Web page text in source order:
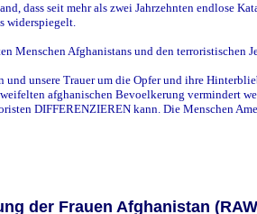
dass seit mehr als zwei Jahrzehnten endlose
widerspiegelt.
Menschen Afghanistans und den
unsere Trauer um die Opfer und ihre
afghanischen Bevoelkerung vermindert
DIFFERENZIEREN kann. Die Menschen
der Frauen Afghanistan